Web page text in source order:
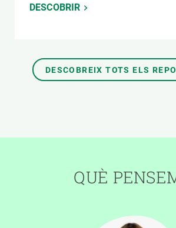
DESCOBRIR
DESCOBREIX TOTS ELS
QUÈ